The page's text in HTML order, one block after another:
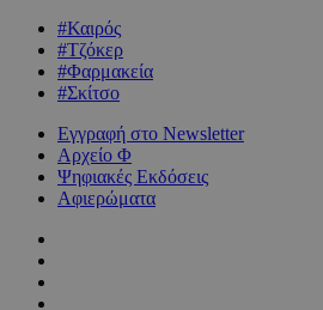
#Καιρός
#Τζόκερ
#Φαρμακεία
#Σκίτσο
Εγγραφή στο Newsletter
Αρχείο Φ
Ψηφιακές Εκδόσεις
Αφιερώματα